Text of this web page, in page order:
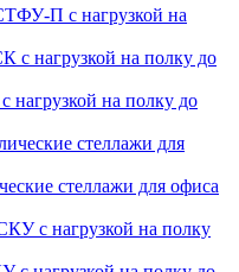
П с нагрузкой на
нагрузкой на полку до
стеллажи для офиса